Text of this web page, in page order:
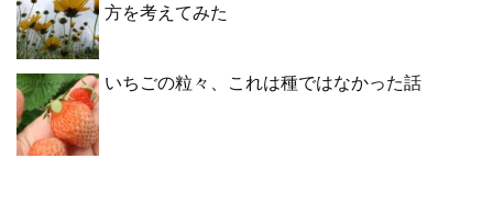
方を考えてみた
いちごの粒々、これは種ではなかった話